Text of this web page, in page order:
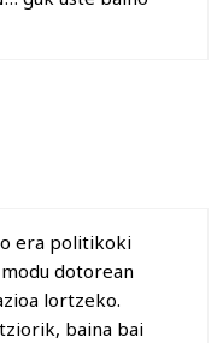
era politikoki
dotorean
lortzeko.
baina bai